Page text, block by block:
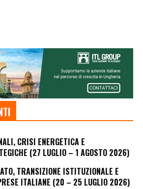
CRISI ENERGETICA E
(27 LUGLIO – 1 AGOSTO 2026)
TRANSIZIONE ISTITUZIONALE E
ITALIANE (20 – 25 LUGLIO 2026)